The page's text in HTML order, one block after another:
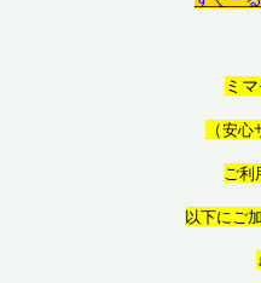
ミ
（安心
ご利
以下にご